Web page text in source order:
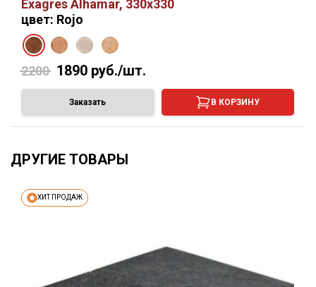
Exagres Alhamar, 330х330
цвет: Rojo
2200 1890 руб./шт.
Заказать В КОРЗИНУ
ДРУГИЕ ТОВАРЫ
ХИТ ПРОДАЖ